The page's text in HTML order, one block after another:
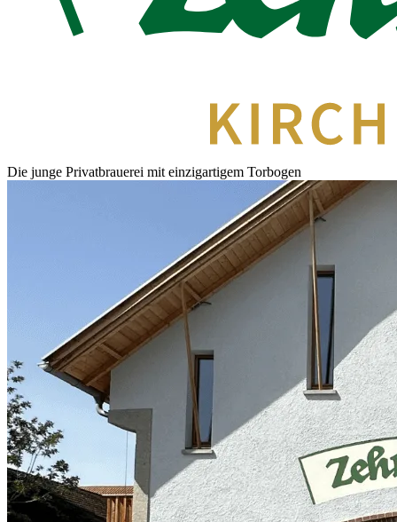
Die junge Privatbrauerei mit einzigartigem Torbogen